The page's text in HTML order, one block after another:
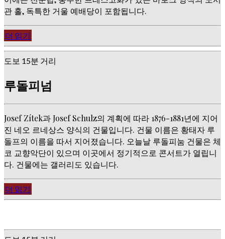
관 홀, 독특한 거울 예배당이 포함됩니다.
더 읽기
도보 15분 거리
루돌피넘
Josef Zítek과 Josef Schulz의 계획에 따라 1876-1881년에 지어
진 네오 르네상스 양식의 건물입니다. 건물 이름은 황태자 루
돌프의 이름을 따서 지어졌습니다. 오늘날 루돌피눔 건물은 체
코 교향악단이 있으며 이곳에서 정기적으로 콘서트가 열립니
다. 건물에는 갤러리도 있습니다.
더 읽기